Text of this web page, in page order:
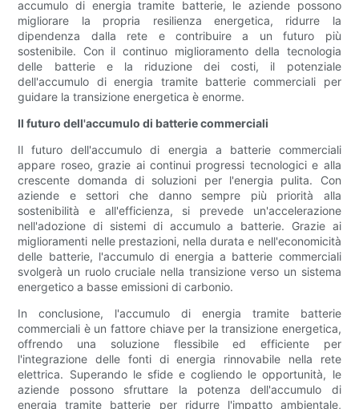
accumulo di energia tramite batterie, le aziende possono
migliorare la propria resilienza energetica, ridurre la
dipendenza dalla rete e contribuire a un futuro più
sostenibile. Con il continuo miglioramento della tecnologia
delle batterie e la riduzione dei costi, il potenziale
dell'accumulo di energia tramite batterie commerciali per
guidare la transizione energetica è enorme.
Il futuro dell'accumulo di batterie commerciali
Il futuro dell'accumulo di energia a batterie commerciali
appare roseo, grazie ai continui progressi tecnologici e alla
crescente domanda di soluzioni per l'energia pulita. Con
aziende e settori che danno sempre più priorità alla
sostenibilità e all'efficienza, si prevede un'accelerazione
nell'adozione di sistemi di accumulo a batterie. Grazie ai
miglioramenti nelle prestazioni, nella durata e nell'economicità
delle batterie, l'accumulo di energia a batterie commerciali
svolgerà un ruolo cruciale nella transizione verso un sistema
energetico a basse emissioni di carbonio.
In conclusione, l'accumulo di energia tramite batterie
commerciali è un fattore chiave per la transizione energetica,
offrendo una soluzione flessibile ed efficiente per
l'integrazione delle fonti di energia rinnovabile nella rete
elettrica. Superando le sfide e cogliendo le opportunità, le
aziende possono sfruttare la potenza dell'accumulo di
energia tramite batterie per ridurre l'impatto ambientale,